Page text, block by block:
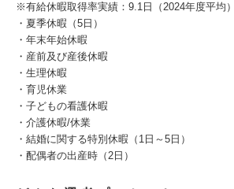
※有給休暇取得率実績：9.1日（2024年度平均）
・夏季休暇（5日）
・年末年始休暇
・産前及び産後休暇
・生理休暇
・育児休業
・子どもの看護休暇
・介護休暇/休業
・結婚に関する特別休暇（1日～5日）
・配偶者の出産時（2日）